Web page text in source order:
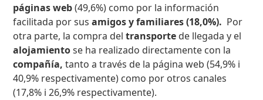
páginas web(49,6%) como por la información
facilitada por susamigos y familiares(18,0%). Por
otra parte, la compra deltransporte de llegada y el
alojamientose ha realizado directamente con la
compañía, tanto a través de la página web (54,9% i
40,9% respectivamente) como por otros canales
(17,8% i 26,9% respectivamente).